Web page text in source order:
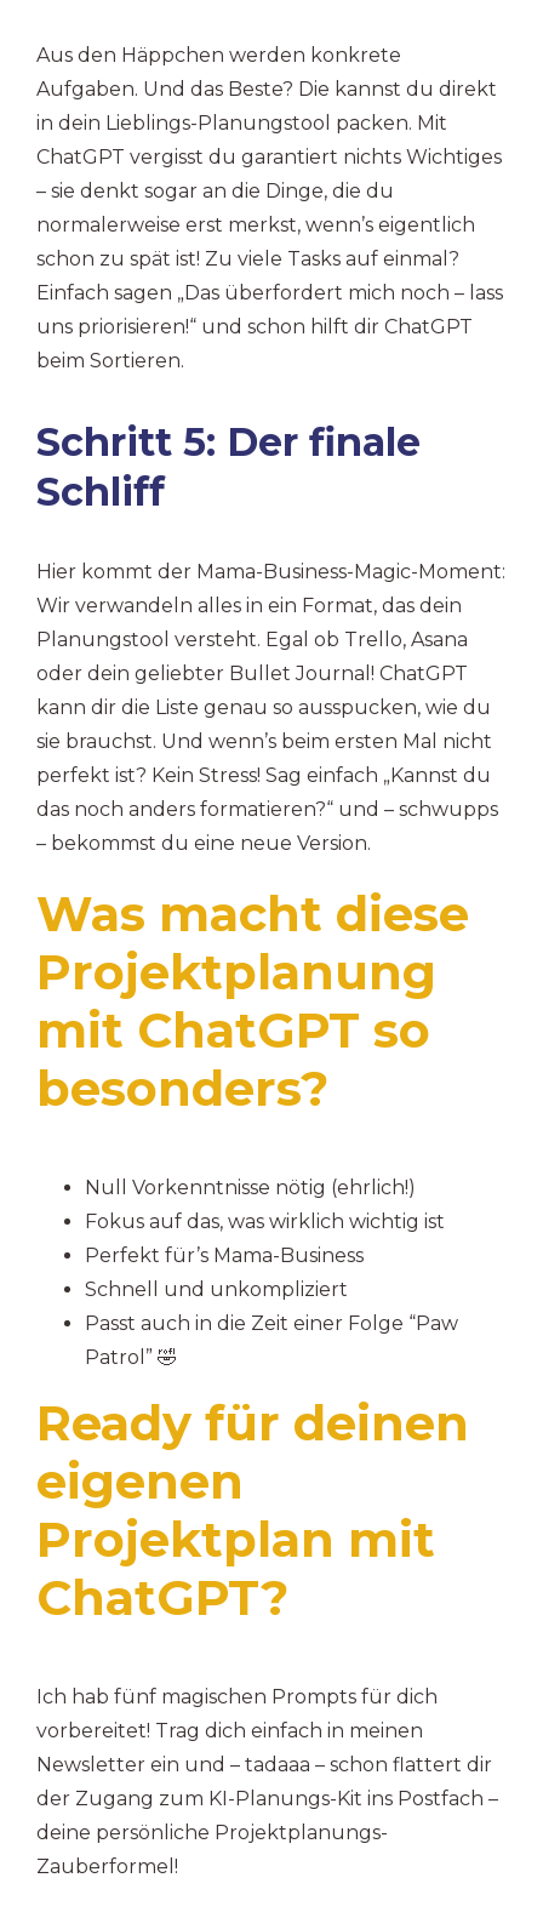
Aus den Häppchen werden konkrete
Aufgaben. Und das Beste? Die kannst du direkt
in dein Lieblings-Planungstool packen. Mit
ChatGPT vergisst du garantiert nichts Wichtiges
– sie denkt sogar an die Dinge, die du
normalerweise erst merkst, wenn’s eigentlich
schon zu spät ist! Zu viele Tasks auf einmal?
Einfach sagen „Das überfordert mich noch – lass
uns priorisieren!“ und schon hilft dir ChatGPT
beim Sortieren.
Schritt 5: Der finale
Schliff
Hier kommt der Mama-Business-Magic-Moment:
Wir verwandeln alles in ein Format, das dein
Planungstool versteht. Egal ob Trello, Asana
oder dein geliebter Bullet Journal! ChatGPT
kann dir die Liste genau so ausspucken, wie du
sie brauchst. Und wenn’s beim ersten Mal nicht
perfekt ist? Kein Stress! Sag einfach „Kannst du
das noch anders formatieren?“ und – schwupps
– bekommst du eine neue Version.
Was macht diese
Projektplanung
mit ChatGPT so
besonders?
Null Vorkenntnisse nötig (ehrlich!)
Fokus auf das, was wirklich wichtig ist
Perfekt für’s Mama-Business
Schnell und unkompliziert
Passt auch in die Zeit einer Folge “Paw
Patrol” 🤣
Ready für deinen
eigenen
Projektplan mit
ChatGPT?
Ich hab fünf magischen Prompts für dich
vorbereitet! Trag dich einfach in meinen
Newsletter ein und – tadaaa – schon flattert dir
der Zugang zum KI-Planungs-Kit ins Postfach –
deine persönliche Projektplanungs-
Zauberformel!